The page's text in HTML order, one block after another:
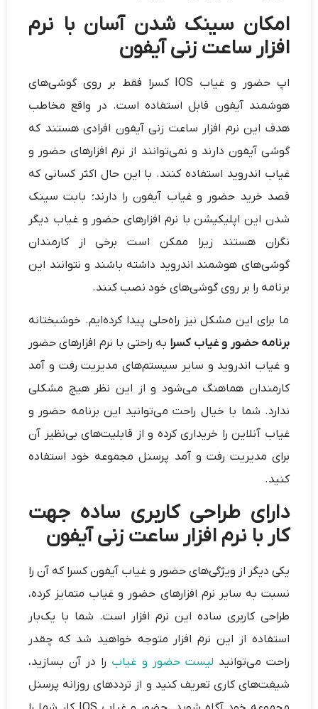
امکان سینک شدن آسان با نرم
افزار ساعت زنی آیفون
اپ حضور و غیاب IOS کسرا فقط بر روی گوشی‌های
هوشمند آیفون قابل استفاده است. در واقع مخاطب
هدف این نرم افزار ساعت زنی آیفون افرادی هستند که
گوشی آیفون دارند و نمی‌توانند از نرم افزارهای حضور و
غیاب اندروید استفاده کنند. با این حال اکثر کسانی که
قصد خرید حضور و غیاب آیفون را دارند؛ بابت سینک
شدن این اپلیکیشن با نرم افزارهای حضور و غیاب دیگر
نگران هستند زیرا ممکن است برخی از کارمندان
گوشی‌های هوشمند اندروید داشته باشند و نتوانند این
برنامه را بر روی گوشی‌های خود نصب کنند.
ما برای این مشکل نیز راه‌حلی پیدا کرده‌ایم. خوشبختانه
برنامه حضور و غیاب کسرا به راحتی با نرم افزارهای حضور
و غیاب اندروید و سایر سیستم‌های مدیریت رفت و آمد
کارمندان هماهنگ می‌شود و از این نظر هیچ مشکلی
ندارد. شما با خیال راحت می‌توانید این برنامه حضور و
غیاب آنلاین را خریداری کرده و از قابلیت‌های بی‌نظیر آن
برای مدیریت رفت و آمد پرسنل مجموعه خود استفاده
کنید.
دارای طراحی کاربری ساده جهت
کار با نرم افزار ساعت زنی آیفون
یکی دیگر از ویژگی‌های حضور و غیاب آیفون کسرا که آن را
نسبت به سایر نرم افزارهای حضور و غیاب متمایز کرده،
طراحی کاربری ساده این نرم افزار است. شما با یک‌بار
استفاده از این نرم افزار متوجه خواهید شد که چقدر
راحت می‌توانید لیست حضور و غیاب را در آن بسازید،
شیفت‌های کاری تعریف کنید و از ترددهای روزانه پرسنل